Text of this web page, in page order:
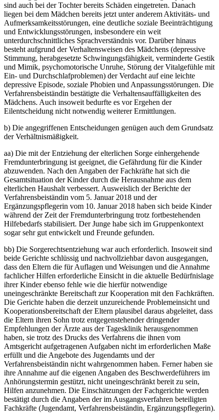
sind auch bei der Tochter bereits Schäden eingetreten. Danach
liegen bei dem Mädchen bereits jetzt unter anderem Aktivitäts- und
Aufmerksamkeitsstörungen, eine deutliche soziale Beeinträchtigung
und Entwicklungsstörungen, insbesondere ein weit
unterdurchschnittliches Sprachverständnis vor. Darüber hinaus
besteht aufgrund der Verhaltensweisen des Mädchens (depressive
Stimmung, herabgesetzte Schwingungsfähigkeit, verminderte Gestik
und Mimik, psychomotorische Unruhe, Störung der Vitalgefühle mit
Ein- und Durchschlafproblemen) der Verdacht auf eine leichte
depressive Episode, soziale Phobien und Anpassungsstörungen. Die
Verfahrensbeiständin bestätigte die Verhaltensauffälligkeiten des
Mädchens. Auch insoweit bedurfte es vor Ergehen der
Eilentscheidung nicht notwendig weiterer Ermittlungen.
b) Die angegriffenen Entscheidungen genügen auch dem Grundsatz
der Verhältnismäßigkeit.
aa) Die mit der Entziehung der elterlichen Sorge einhergehende
Fremdunterbringung ist geeignet, die Gefährdung für die Kinder
abzuwenden. Nach den Angaben der Fachkräfte hat sich die
Gesamtsituation der Kinder durch die Herausnahme aus dem
elterlichen Haushalt verbessert. Ausweislich der Berichte der
Verfahrensbeiständin vom 5. Januar 2018 und der
Ergänzungspflegerin vom 10. Januar 2018 haben sich beide Kinder
während der Zeit der Fremdunterbringung trotz fortbestehenden
Hilfebedarfs stabilisiert. Der Junge habe sich im Gruppenkontext
sogar sehr gut entwickelt und Freunde gefunden.
bb) Die Sorgerechtsentziehung war auch erforderlich. Insoweit sind
beide Gerichte schlüssig und nachvollziehbar davon ausgegangen,
dass den Eltern die für Auflagen und Weisungen und die Annahme
fachlicher Hilfen erforderliche Einsicht in die aktuelle Bedürfnislage
ihrer Kinder ebenso fehle wie die hierfür notwendige
uneingeschränkte Bereitschaft zur Kooperation mit den Fachkräften.
Die Gerichte haben die derzeit unzureichende Problemeinsicht und
Kooperationsbereitschaft der Eltern plausibel daraus abgeleitet, dass
die Eltern ihren Sohn trotz entgegenstehender dringender
Empfehlungen der Ärzte aus der Tagesklinik herausgenommen
haben, sie trotz des Drucks des Verfahrens die ihnen vom
Amtsgericht aufgetragenen Aufgaben nicht im erforderlichen Maße
erfüllt und die Angebote des Jugendamts und der
Verfahrensbeiständin nicht wahrgenommen haben. Ferner haben sie
ihre Annahme auf die eigenen Angaben des Beschwerdeführers im
Anhörungstermin gestützt, nicht uneingeschränkt bereit zu sein,
Hilfen anzunehmen. Die Einschätzungen der Fachgerichte werden
bestätigt durch die Angaben der im Ausgangsverfahren beteiligten
Fachkräfte (Jugendamt, Verfahrensbeiständin, Ergänzungspflegerin).